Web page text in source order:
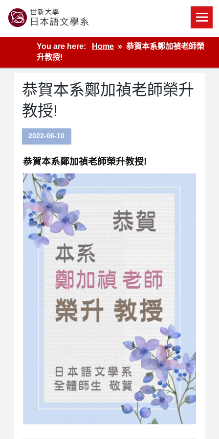
content
世新大學教學單位的網站
You are here:
Home
恭賀本系鄭加禎老師榮
升教授!
恭賀本系鄭加禎老師榮升
教授!
2022-06-10
恭賀本系鄭加禎老師榮升教授!